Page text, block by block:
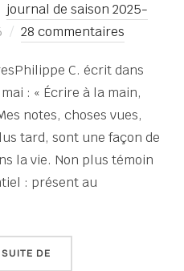
journal de saison 2025-
28 commentaires
C. écrit dans
: « Écrire à la main,
notes, choses vues,
tard, sont une façon de
la vie. Non plus témoin
: présent au
DE« TERRAIN FRAGILE |